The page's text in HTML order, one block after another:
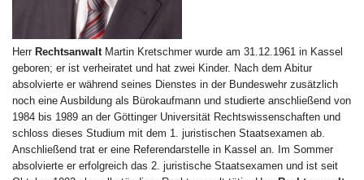
Herr RechtsanwaltMartin Kretschmer wurde am 31.12.1961 in Kassel
geboren; er ist verheiratet und hat zwei Kinder. Nach dem Abitur
absolvierte er während seines Dienstes in der Bundeswehr zusätzlich
noch eine Ausbildung als Bürokaufmann und studierte anschließend von
1984 bis 1989 an der Göttinger Universität Rechtswissenschaften und
schloss dieses Studium mit dem 1. juristischen Staatsexamen ab.
Anschließend trat er eine Referendarstelle in Kassel an. Im Sommer
absolvierte er erfolgreich das 2. juristische Staatsexamen und ist seit